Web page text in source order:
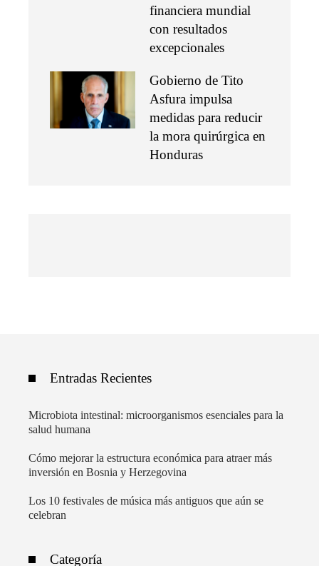
financiera mundial
con resultados
excepcionales
Gobierno de Tito
Asfura impulsa
medidas para reducir
la mora quirúrgica en
Honduras
Entradas Recientes
Microbiota intestinal: microorganismos esenciales para la
salud humana
Cómo mejorar la estructura económica para atraer más
inversión en Bosnia y Herzegovina
Los 10 festivales de música más antiguos que aún se
celebran
Categoría